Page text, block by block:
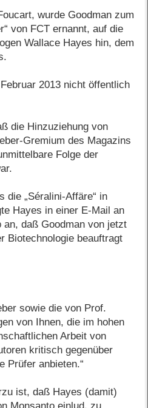
wurde Goodman zum
von FCT ernannt, auf die
Wallace Hayes hin, dem
2013 nicht öffentlich
die Hinzuziehung von
Gremium des Magazins
Folge der
die „Séralini-Affäre“ in
Hayes in einer E-Mail an
daß Goodman von jetzt
Biotechnologie beauftragt
sowie die von Prof.
von Ihnen, die im hohen
Arbeit von
kritisch gegenüber
Prüfer anbieten.“
ist, daß Hayes (damit)